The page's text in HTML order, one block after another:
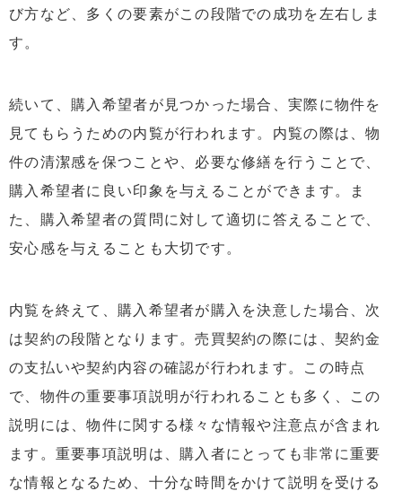
び方など、多くの要素がこの段階での成功を左右しま
す。
続いて、購入希望者が見つかった場合、実際に物件を
見てもらうための内覧が行われます。内覧の際は、物
件の清潔感を保つことや、必要な修繕を行うことで、
購入希望者に良い印象を与えることができます。ま
た、購入希望者の質問に対して適切に答えることで、
安心感を与えることも大切です。
内覧を終えて、購入希望者が購入を決意した場合、次
は契約の段階となります。売買契約の際には、契約金
の支払いや契約内容の確認が行われます。この時点
で、物件の重要事項説明が行われることも多く、この
説明には、物件に関する様々な情報や注意点が含まれ
ます。重要事項説明は、購入者にとっても非常に重要
な情報となるため、十分な時間をかけて説明を受ける